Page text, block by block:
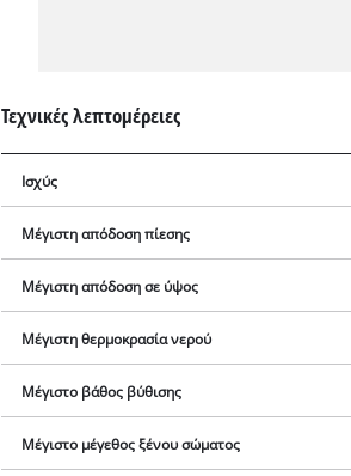
Τεχνικές λεπτομέρειες
Ισχύς
Μέγιστη απόδοση πίεσης
Μέγιστη απόδοση σε ύψος
Μέγιστη θερμοκρασία νερού
Μέγιστο βάθος βύθισης
Μέγιστο μέγεθος ξένου σώματος